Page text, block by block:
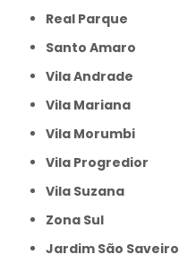
Real Parque
Santo Amaro
Vila Andrade
Vila Mariana
Vila Morumbi
Vila Progredior
Vila Suzana
Zona Sul
jardim São Saveiro